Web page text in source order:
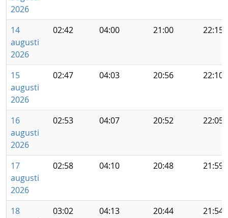
2026
14
augusti
2026
02:42 04:00 21:00 22:15
15
augusti
2026
02:47 04:03 20:56 22:10
16
augusti
2026
02:53 04:07 20:52 22:05
17
augusti
2026
02:58 04:10 20:48 21:59
18
03:02 04:13 20:44 21:54